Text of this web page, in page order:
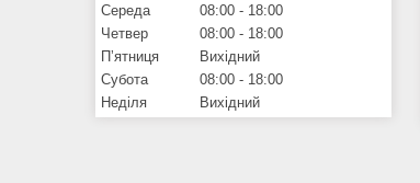
Середа
08:00
18:00
Четвер
08:00
18:00
Пʼятниця
Вихідний
Субота
08:00
18:00
Неділя
Вихідний